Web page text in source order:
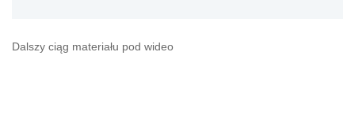
Dalszy ciąg materiału pod wideo